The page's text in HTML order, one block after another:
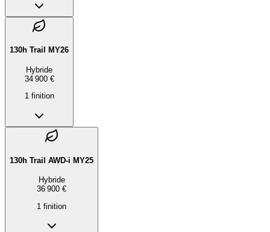
130h Trail MY26
Hybride
34 900 €
1finition
130h Trail AWD-i MY25
Hybride
36 900 €
1 finition